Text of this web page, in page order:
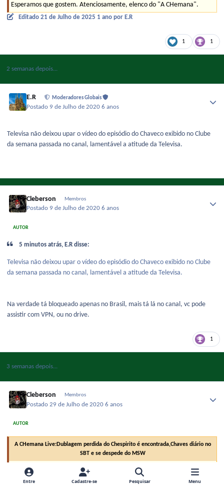
Esperamos que gostem. Atenciosamente, elenco do "A CHemana".
Editado 21 de Julho de 2025 1 ano por E.R
1 1
2 semanas depois...
E.R Moderadores Globais
Postado 9 de Julho de 20206 anos
Televisa não deixou upar o vídeo do episódio do Chaveco exibido no Clube
da semana passada no canal, lamentável a atitude da Televisa.
Cleberson Membros
Postado 9 de Julho de 20206 anos
AUTOR
5 minutos atrás, E.R disse:
Televisa não deixou upar o vídeo do episódio do Chaveco exibido no Clube
da semana passada no canal, lamentável a atitude da Televisa.
Na verdade tá bloqueado apenas no Brasil, mais tá lá no canal, vc pode
assistir com VPN, ou no drive.
1
3 semanas depois...
Cleberson Membros
Postado29 de Julho de 20206 anos
AUTOR
A CHemana Live:Dublagem perdida do Chespirito é encontrada,Chaves diário no
SBT e se despede do MSW
Sejam muito bem-vindos ao "A CHemana"!, agora em formato de Live.
Desta vez com Cleberson, David Denis (Fly), e Luis Pancada. Confira os
Entre Cadastre-se Pesquisar Menu